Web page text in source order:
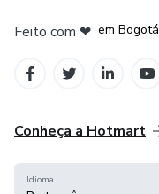
Feito com ❤ em Bogotá
Conheça a Hotmart
Idioma